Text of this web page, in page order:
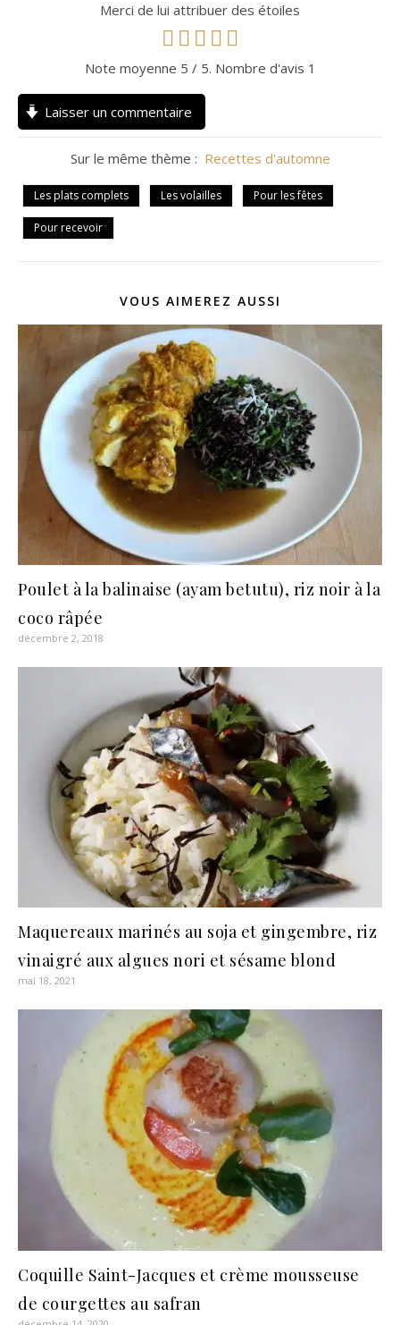
Merci de lui attribuer des étoiles
Note moyenne 5 / 5. Nombre d'avis 1
Laisser un commentaire
Sur le même thème : Recettes d'automne
Les plats complets Les volailles Pour les fêtes
Pour recevoir
VOUS AIMEREZ AUSSI
Poulet à la balinaise (ayam betutu), riz noir à la
coco râpée
décembre 2, 2018
Maquereaux marinés au soja et gingembre, riz
vinaigré aux algues nori et sésame blond
mai 18, 2021
Coquille Saint-Jacques et crème mousseuse
de courgettes au safran